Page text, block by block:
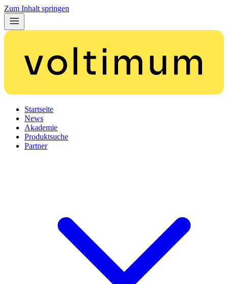
Zum Inhalt springen
Startseite
News
Akademie
Produktsuche
Partner